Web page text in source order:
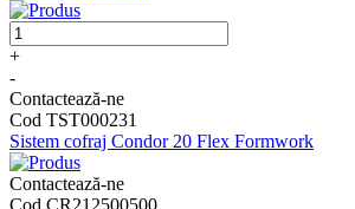
+
-
Contactează-ne
Cod TST000231
Sistem cofraj Condor 20 Flex Formwork
Contactează-ne
Cod CR212500500